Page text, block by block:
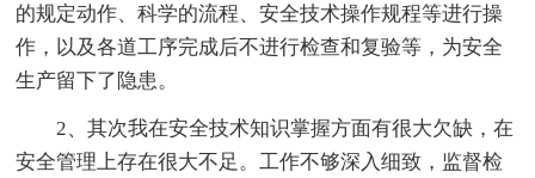
的规定动作、科学的流程、安全技术操作规程等进行操
作，以及各道工序完成后不进行检查和复验等，为安全
生产留下了隐患。
2、其次我在安全技术知识掌握方面有很大欠缺，在
安全管理上存在很大不足。工作不够深入细致，监督检